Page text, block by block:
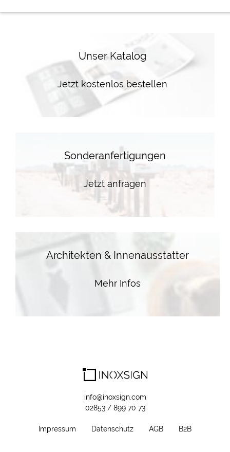
Unser Katalog
Jetzt kostenlos bestellen
Sonderanfertigungen
Jetzt anfragen
Architekten & Innenausstatter
Mehr Infos
info@inoxsign.com
02853 / 899 70 73
Impressum Datenschutz AGB B2B